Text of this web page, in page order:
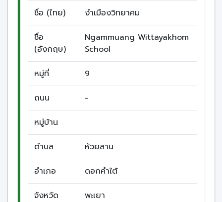
ชื่อ (ไทย) งำเมืองวิทยาคม
ชื่อ
(อังกฤษ)
Ngammuang Wittayakhom
School
หมู่ที่ 9
ถนน -
หมู่บ้าน
ตำบล ห้วยลาน
อำเภอ ดอกคำใต้
จังหวัด พะเยา